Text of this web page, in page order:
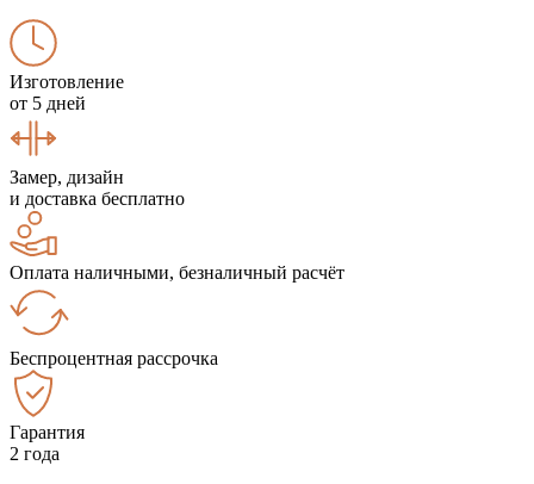
Изготовление
от 5 дней
Замер, дизайн
и доставка бесплатно
Оплата наличными, безналичный расчёт
Беспроцентная рассрочка
Гарантия
2 года